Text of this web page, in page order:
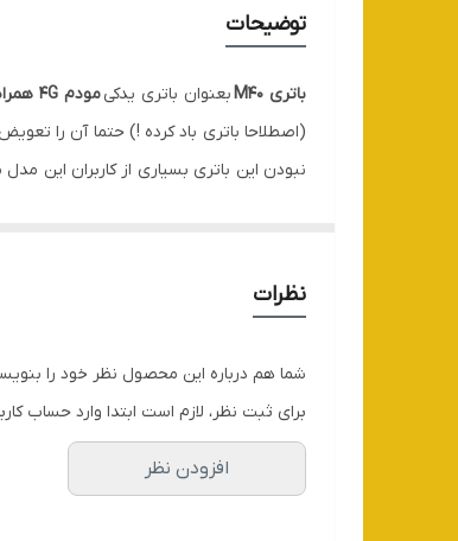
توضیحات
باتری M40 بعنوان باتری یدکیمودم 4G همراه ایرانسل مدلM40
(اصطلاحا باتری باد کرده !) حتما آن را
نبودن این باتری بسیاری از کاربران این
نظرات
شما هم درباره این محصول نظر خود را
برای ثبت نظر، لازم است ابتدا وارد حساب
افزودن نظر